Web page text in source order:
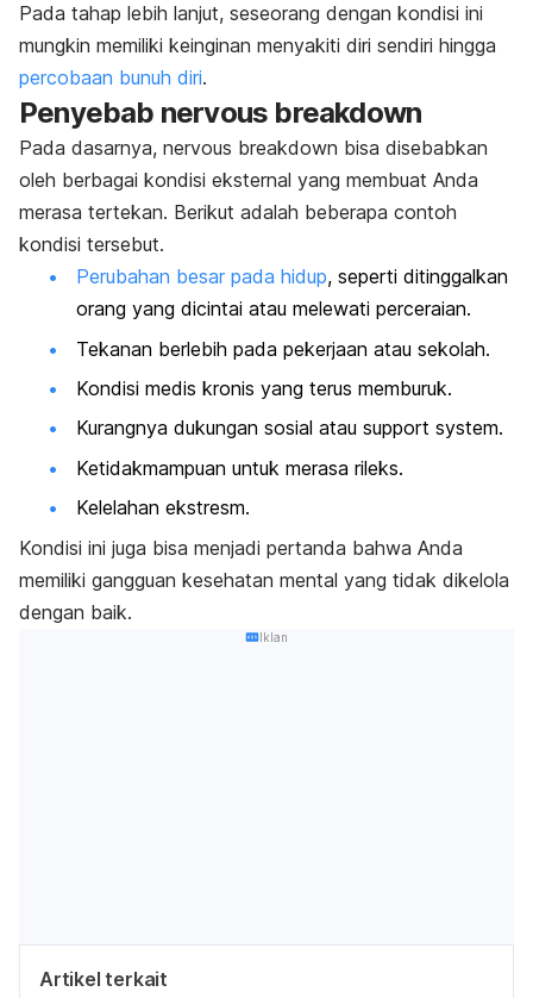
Pada tahap lebih lanjut, seseorang dengan kondisi ini
mungkin memiliki keinginan menyakiti diri sendiri hingga
percobaan bunuh diri.
Penyebab nervous breakdown
Pada dasarnya, nervous breakdown bisa disebabkan
oleh berbagai kondisi eksternal yang membuat Anda
merasa tertekan. Berikut adalah beberapa contoh
kondisi tersebut.
Perubahan besar pada hidup, seperti ditinggalkan
orang yang dicintai atau melewati perceraian.
Tekanan berlebih pada pekerjaan atau sekolah.
Kondisi medis kronis yang terus memburuk.
Kurangnya dukungan sosial atau support system.
Ketidakmampuan untuk merasa rileks.
Kelelahan ekstresm.
Kondisi ini juga bisa menjadi pertanda bahwa Anda
memiliki gangguan kesehatan mental yang tidak dikelola
dengan baik.
Iklan
Artikel terkait